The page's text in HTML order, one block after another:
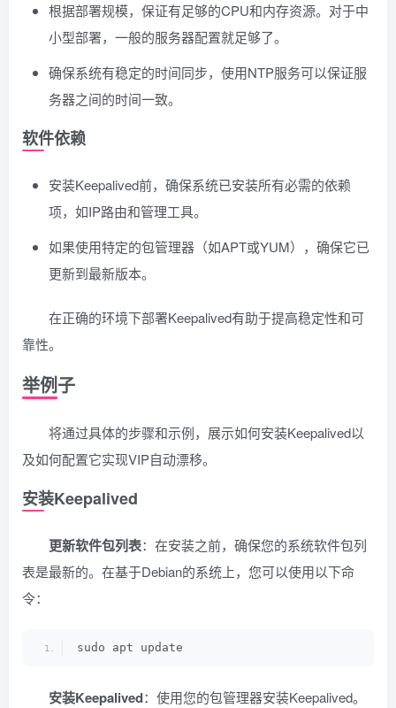
根据部署规模，保证有足够的CPU和内存资源。对于中
小型部署，一般的服务器配置就足够了。
确保系统有稳定的时间同步，使用NTP服务可以保证服
务器之间的时间一致。
软件依赖
安装Keepalived前，确保系统已安装所有必需的依赖
项，如IP路由和管理工具。
如果使用特定的包管理器（如APT或YUM），确保它已
更新到最新版本。
在正确的环境下部署Keepalived有助于提高稳定性和可
靠性。
举例子
将通过具体的步骤和示例，展示如何安装Keepalived以
及如何配置它实现VIP自动漂移。
安装Keepalived
更新软件包列表：在安装之前，确保您的系统软件包列
表是最新的。在基于Debian的系统上，您可以使用以下命
令：
sudo apt update
安装Keepalived：使用您的包管理器安装Keepalived。